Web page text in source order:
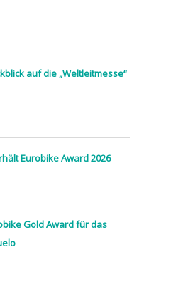
auf die „Weltleitmesse“
Eurobike Award 2026
Gold Award für das